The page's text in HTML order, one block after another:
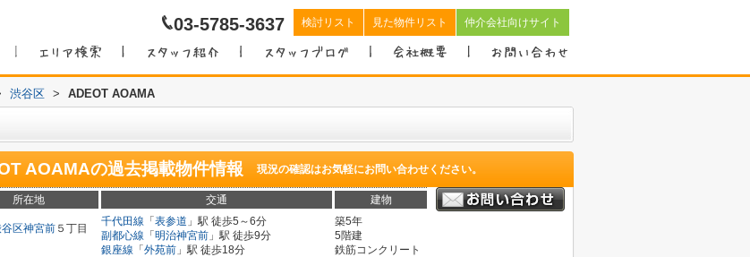
03-5785-3637 検討リスト 見た物件リスト 仲介会社向けサイト
渋谷区 > ADEOT AOAMA
AOAMAの過去掲載物件情報 現況の確認はお気軽にお問い合わせください。
所在地 交通 建物
区神宮前 ５丁目
千代田線 「 表参道 」駅 徒歩5～6分
副都心線 「 明治神宮前 」駅 徒歩9分
銀座線 「 外苑前 」駅 徒歩18分
築5年
5階建
鉄筋コンクリート